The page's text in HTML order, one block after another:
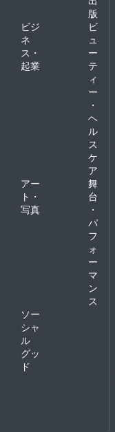
版
ビジ
ネ
ス・
起業
ビ
ュ
ー
テ
ィ
ー
・
ヘ
ル
ス
ケ
ア
アー
ト・
写真
舞
台
・
パ
フ
ォ
ー
マ
ン
ス
ソー
シャ
ル
グッ
ド